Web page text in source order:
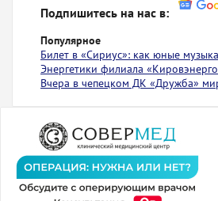
Подпишитесь на нас в:
Популярное
Билет в «Сириус»: как юные
Энергетики филиала
Вчера в чепецком ДК «Дружба»